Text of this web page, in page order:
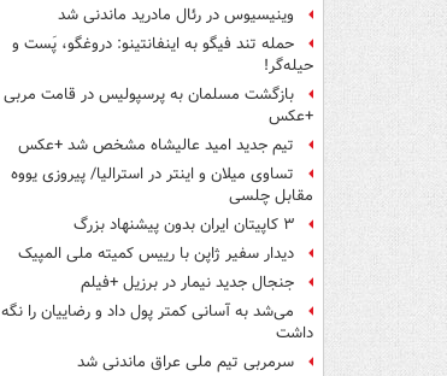
وینیسیوس در رئال مادرید ماندنی شد
حمله تند فیگو به اینفانتینو: دروغگو، پَست‌ و
حیله‌گر!
بازگشت مسلمان به پرسپولیس در قامت مربی
+عکس
تیم جدید امید عالیشاه مشخص شد +عکس
تساوی میلان و اینتر در استرالیا/ پیروزی یووه
مقابل چلسی
۳ کاپیتان ایران بدون پیشنهاد بزرگ
دیدار سفیر ژاپن با رییس کمیته ملی المپیک
جنجال جدید نیمار در برزیل +فیلم
می‌شد به آسانی کمتر پول داد و رضاییان را نگه
داشت
سرمربی تیم ملی عراق ماندنی شد